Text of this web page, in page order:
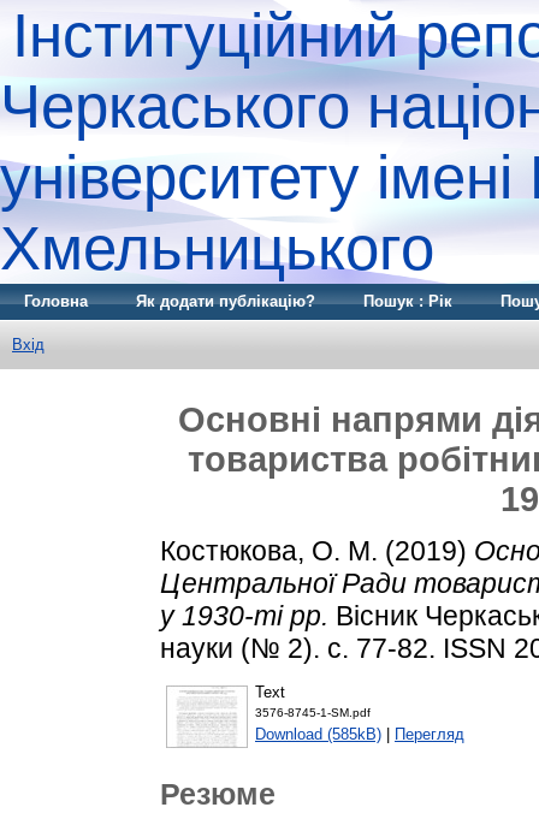
Інституційний
Черкаського
університету
Хмельницького
Головна Як додати публікацію? Пошук : Рік
Вхід
Основні напрями
товариства
Костюкова, О. М. (2019)
Центральної Ради
у 1930-ті рр. Вісник
науки (№ 2). с. 77-82. ISSN
Text
3576-8745-1-SM.pdf
Download (585kB) Перегляд
Резюме